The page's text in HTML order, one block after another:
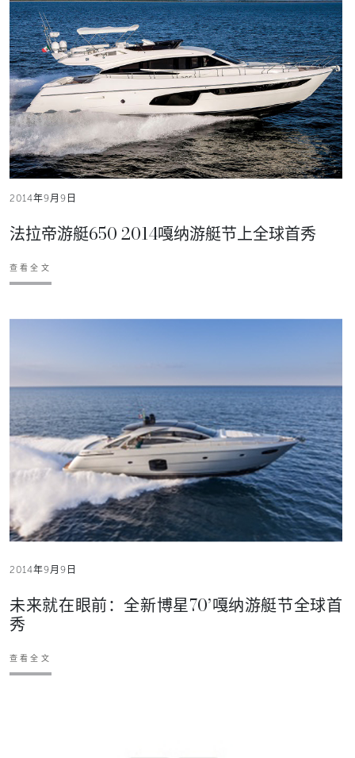
2014年9月9日
法拉帝游艇650 2014嘎纳游艇节上全球首秀
查看全文
2014年9月9日
未来就在眼前：全新博星70’嘎纳游艇节全球首
秀
查看全文